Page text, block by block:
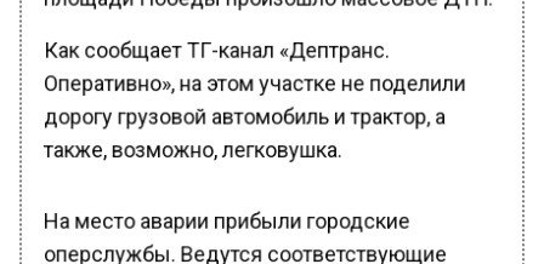
Как сообщает ТГ-канал «Дептранс.
Оперативно», на этом участке не поделили
дорогу грузовой автомобиль и трактор, а
также, возможно, легковушка.
На место аварии прибыли городские
оперслужбы. Ведутся соответствующие